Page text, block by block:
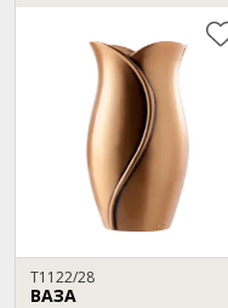
T1122/28
ВАЗА